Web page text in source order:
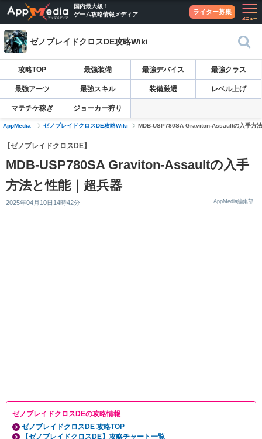
国内最大級！
ゲーム攻略情報メディア
ライター募集
ゼノブレイドクロスDE攻略Wiki
攻略TOP 最強装備 最強デバイス 最強クラス
最強アーツ 最強スキル 装備厳選 レベル上げ
マテチケ稼ぎ ジョーカー狩り
AppMedia ゼノブレイドクロスDE攻略Wiki MDB-USP780SA Graviton-Assaultの入手方
【ゼノブレイドクロスDE】
MDB-USP780SA Graviton-Assaultの入手
方法と性能｜超兵器
2025年04月10日14時42分 AppMedia編集部
ゼノブレイドクロスDEの攻略情報
ゼノブレイドクロスDE 攻略TOP
【ゼノブレイドクロスDE】攻略チャート一覧